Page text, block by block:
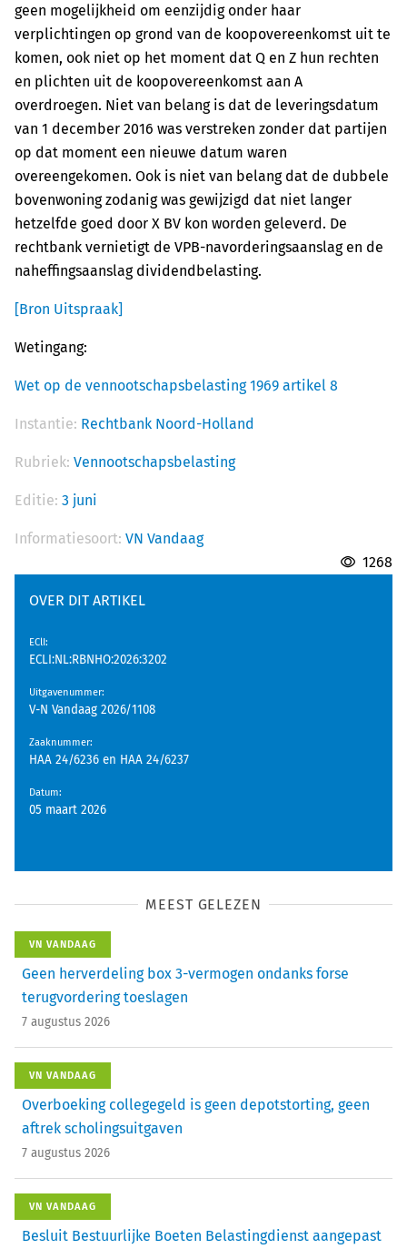
geen mogelijkheid om eenzijdig onder haar
verplichtingen op grond van de koopovereenkomst uit te
komen, ook niet op het moment dat Q en Z hun rechten
en plichten uit de koopovereenkomst aan A
overdroegen. Niet van belang is dat de leveringsdatum
van 1 december 2016 was verstreken zonder dat partijen
op dat moment een nieuwe datum waren
overeengekomen. Ook is niet van belang dat de dubbele
bovenwoning zodanig was gewijzigd dat niet langer
hetzelfde goed door X BV kon worden geleverd. De
rechtbank vernietigt de VPB-navorderingsaanslag en de
naheffingsaanslag dividendbelasting.
[Bron Uitspraak]
Wetingang:
Wet op de vennootschapsbelasting 1969 artikel 8
Instantie: Rechtbank Noord-Holland
Rubriek: Vennootschapsbelasting
Editie: 3 juni
Informatiesoort: VN Vandaag
1268
OVER DIT ARTIKEL
EClI:
ECLI:NL:RBNHO:2026:3202
Uitgavenummer:
V-N Vandaag 2026/1108
Zaaknummer:
HAA 24/6236 en HAA 24/6237
Datum:
05 maart 2026
MEEST GELEZEN
VN VANDAAG
Geen herverdeling box 3-vermogen ondanks forse
terugvordering toeslagen
7 augustus 2026
VN VANDAAG
Overboeking collegegeld is geen depotstorting, geen
aftrek scholingsuitgaven
7 augustus 2026
VN VANDAAG
Besluit Bestuurlijke Boeten Belastingdienst aangepast